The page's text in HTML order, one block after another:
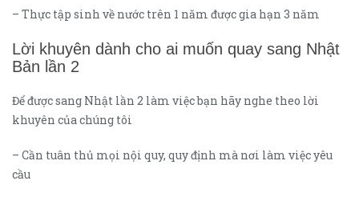
– Thực tập sinh về nước trên 1 năm được gia hạn 3 năm
Lời khuyên dành cho ai muốn quay sang Nhật
Bản lần 2
Để được sang Nhật lần 2 làm việc bạn hãy nghe theo lời
khuyên của chúng tôi
– Cần tuân thủ mọi nội quy, quy định mà nơi làm việc yêu
cầu